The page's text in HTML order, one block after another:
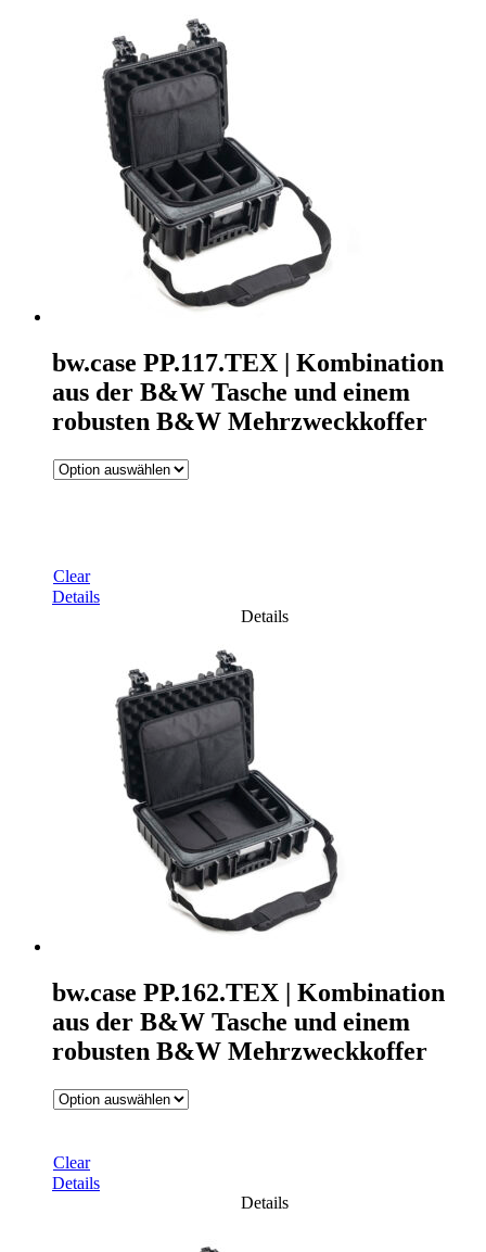
bw.case PP.117.TEX | Kombination
aus der B&W Tasche und einem
robusten B&W Mehrzweckkoffer
Clear
Details
Details
bw.case PP.162.TEX | Kombination
aus der B&W Tasche und einem
robusten B&W Mehrzweckkoffer
Clear
Details
Details